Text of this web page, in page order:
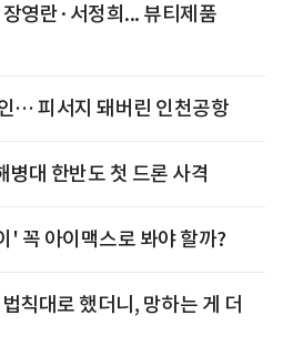
영란·서정희... 뷰티제품
… 피서지 돼버린 인천공항
병대 한반도 첫 드론 사격
' 꼭 아이맥스로 봐야 할까?
칙대로 했더니, 망하는 게 더